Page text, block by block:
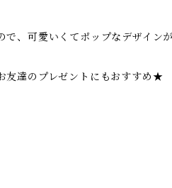
で、可愛いくてポップなデザイン
友達のプレゼントにもおすすめ★